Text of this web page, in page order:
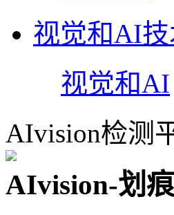
视觉和AI
视觉和AI
AIvision检测
AIvision-划